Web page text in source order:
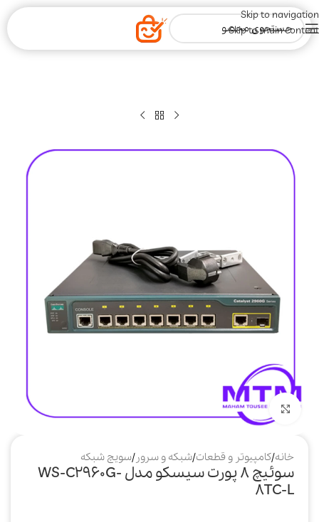
Skip to navigation
Skip to main content
بزرگنمایی تصویر
خانه/کامپیوتر و قطعات/شبکه و سرور /سویچ شبکه
سوئیچ 8 پورت سیسکو مدل WS-C2960G-
8TC-L